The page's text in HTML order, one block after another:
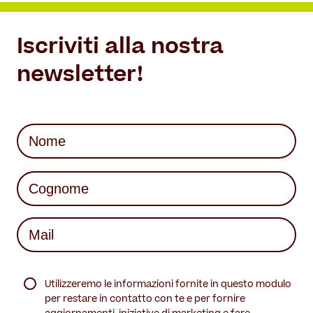
Iscriviti alla nostra
newsletter!
Nome
(Required)
Last
Mail
(Required)
Utilizzeremo le informazioni fornite in questo modulo
per restare in contatto con te e per fornire